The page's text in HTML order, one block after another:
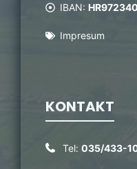
IBAN:
Impresum
KONTAKT
Tel: 035/433-